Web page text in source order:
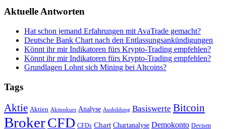
Aktuelle Antworten
Hat schon jemand Erfahrungen mit AvaTrade gemacht?
Deutsche Bank Chart nach den Entlassungsankündigungen
Könnt ihr mir Indikatoren fürs Krypto-Trading empfehlen?
Könnt ihr mir Indikatoren fürs Krypto-Trading empfehlen?
Grundlagen Lohnt sich Mining bei Altcoins?
Tags
Aktie Aktien Aktienkurs Analyse Ausbildung Basiswerte Bitcoin
BrokerCFD CFDs Chart Chartanalyse Demokonto Devisen